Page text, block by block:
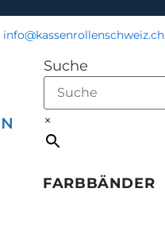
info@kassenrollenschweiz.ch
Suche
×
FARBBÄNDER